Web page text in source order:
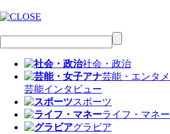
社会・政治
芸能・エンタメ
芸能インタビュー
スポーツ
ライフ・マネー
グラビア